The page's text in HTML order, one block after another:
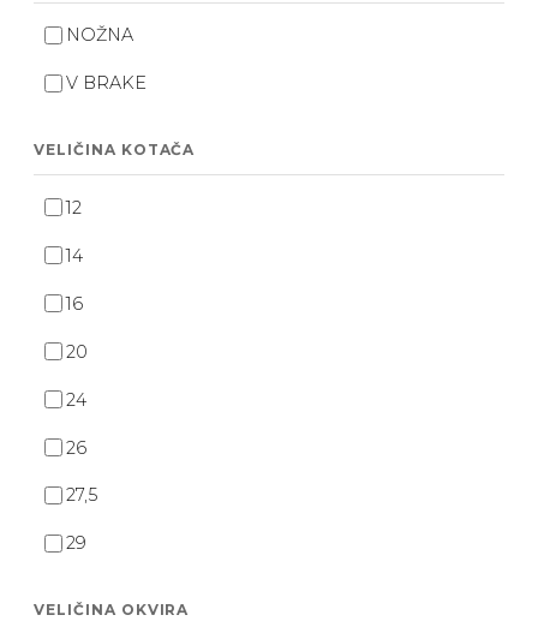
NOŽNA
V BRAKE
VELIČINA KOTAČA
12
14
16
20
24
26
27,5
29
VELIČINA OKVIRA